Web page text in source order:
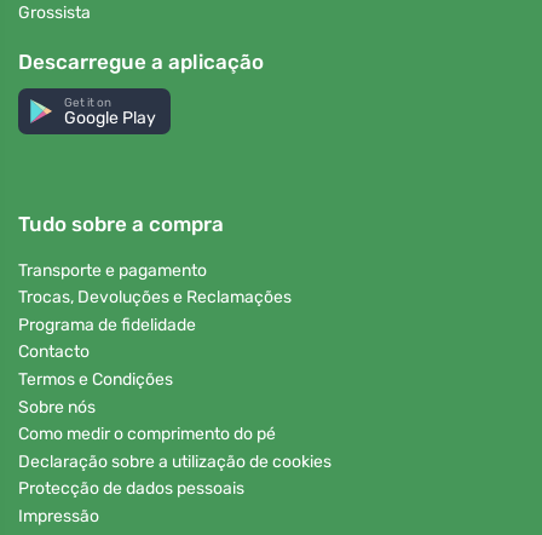
Grossista
Descarregue a aplicação
Get it on
Google Play
Tudo sobre a compra
Transporte e pagamento
Trocas, Devoluções e Reclamações
Programa de fidelidade
Contacto
Termos e Condições
Sobre nós
Como medir o comprimento do pé
Declaração sobre a utilização de cookies
Protecção de dados pessoais
Impressão